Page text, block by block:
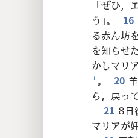
「ぜひ，
う」。
16
る赤ん坊
を知らせ
かしマリ
+。 20
ら，戻っ
21 8日
マリアが